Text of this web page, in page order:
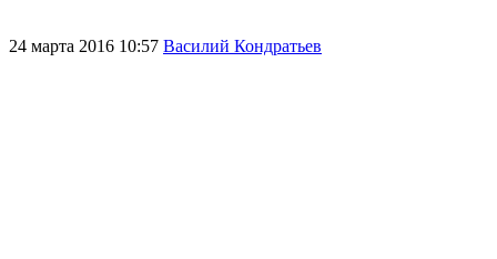
24 марта 2016 10:57 Василий Кондратьев